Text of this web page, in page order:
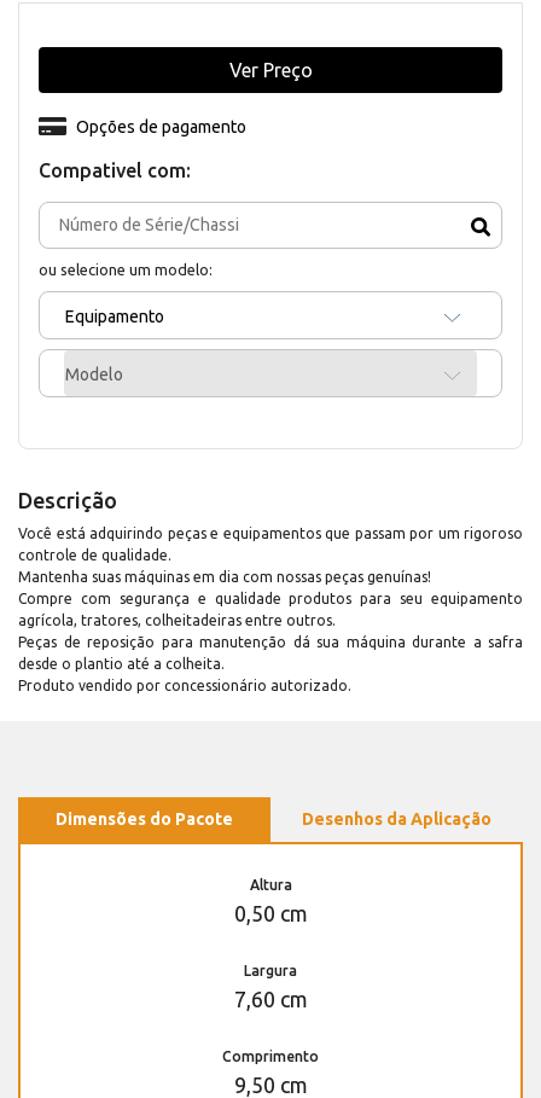
Compativel com:
ou selecione um modelo:
Equipamento
Modelo
Opções de pagamento
Ver Preço
Descrição
Você está adquirindo peças e equipamentos que passam por um rigoroso
controle de qualidade.
Mantenha suas máquinas em dia com nossas peças genuínas!
Compre com segurança e qualidade produtos para seu equipamento
agrícola, tratores, colheitadeiras entre outros.
Peças de reposição para manutenção dá sua máquina durante a safra
desde o plantio até a colheita.
Produto vendido por concessionário autorizado.
Dimensões do Pacote Desenhos da Aplicação
Altura
0,50 cm
Largura
7,60 cm
Comprimento
9,50 cm